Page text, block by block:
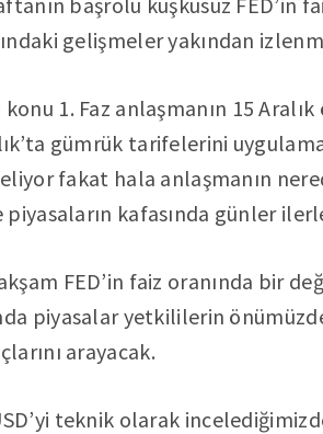
gelişmeler yakından
1. Faz anlaşmanın 15
gümrük tarifelerini
fakat hala anlaşmanın
piyasaların kafasında günler
FED’in faiz oranında bir
piyasalar yetkililerin
arayacak.
teknik olarak